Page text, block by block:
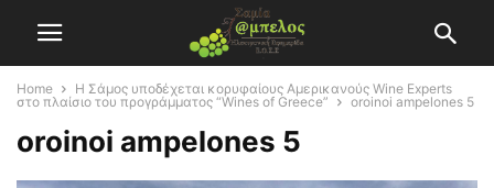
Home
Η Σάμος υποδέχεται κορυφαίους Αμερικανούς Wine Experts
στο πλαίσιο του προγράμματος “Wines of Greece”
oroinoi ampelones 5
oroinoi ampelones 5